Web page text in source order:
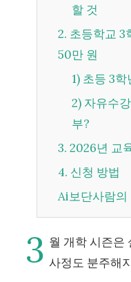
할 것
2. 초등학교 3학년! 방과후 활동 바우처
50만 원
1) 초등 3
2) 자유수강권과 중복 사용 가능 여
부?
3. 2026년
4. 신청 방법
Ai보단사람
3 월 개학 시즌은
사정도 분주해